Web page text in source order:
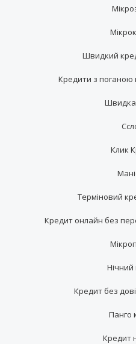
Швидкий
Кредити з поганою
Швидка
Клик
Терміновий
Кредит онлайн без
Кредит без
Панго
Кредит